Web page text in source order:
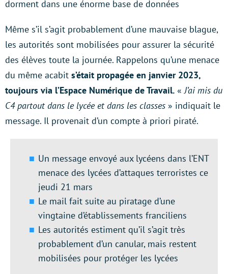
dorment dans une énorme base de données
Même s’il s’agit probablement d’une mauvaise blague,
les autorités sont mobilisées pour assurer la sécurité
des élèves toute la journée. Rappelons qu’une menace
du même acabit s’était propagée en janvier 2023,
toujours via l’Espace Numérique de Travail. «J’ai mis du
C4 partout dans le lycée et dans les classes » indiquait le
message. Il provenait d’un compte à priori piraté.
Un message envoyé aux lycéens dans l’ENT
menace des lycées d’attaques terroristes ce
jeudi 21 mars
Le mail fait suite au piratage d’une
vingtaine d’établissements franciliens
Les autorités estiment qu’il s’agit très
probablement d’un canular, mais restent
mobilisées pour protéger les lycées